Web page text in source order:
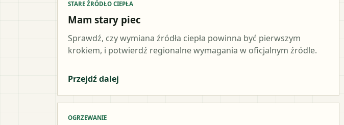
STARE ŹRÓDŁO CIEPŁA
Mam stary piec
Sprawdź, czy wymiana źródła ciepła powinna być pierwszym
krokiem, i potwierdź regionalne wymagania w oficjalnym źródle.
Przejdź dalej
OGRZEWANIE